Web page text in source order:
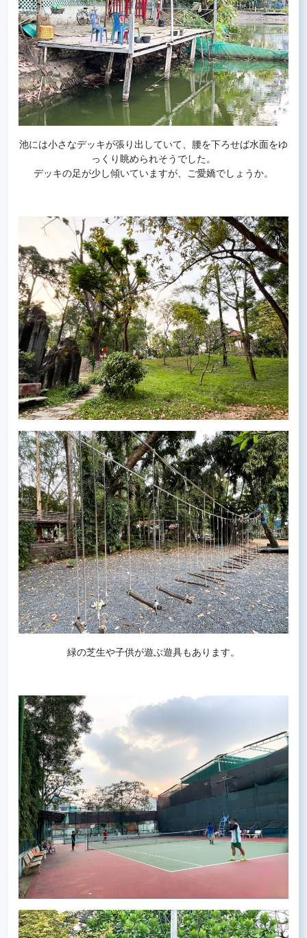
池には小さなデッキが張り出していて、腰を下ろせば水面をゆ
っくり眺められそうでした。
デッキの足が少し傾いていますが、ご愛嬌でしょうか。
緑の芝生や子供が遊ぶ遊具もあります。